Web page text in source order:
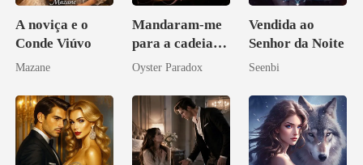
A noviça e o
Conde Viúvo
Mazane
Mandaram-me
para a cadeia?
Agora me
los
Oyster Paradox
Vendida ao
Senhor da Noite
Seenbi